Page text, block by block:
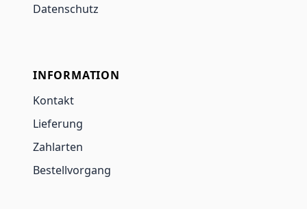
Datenschutz
INFORMATION
Kontakt
Lieferung
Zahlarten
Bestellvorgang